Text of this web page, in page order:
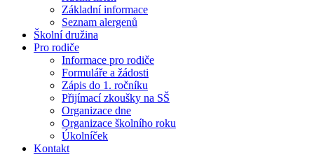
Základní informace
Seznam alergenů
Školní družina
Pro rodiče
Informace pro rodiče
Formuláře a žádosti
Zápis do 1. ročníku
Přijímací zkoušky na SŠ
Organizace dne
Organizace školního roku
Úkolníček
Kontakt